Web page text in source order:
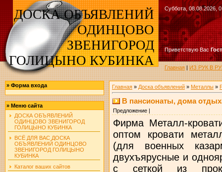
ДОСКА ОБЪЯВЛЕНИЙ
ОДИНЦОВО
ЗВЕНИГОРОД
ГОЛИЦЫНО КУБИНКА
Суббота, 08.08.2026,
Приветствую Вас
Главная|ИЗ РУК В
» Форма входа
» Меню сайта
ДОСКА ОБЪЯВЛЕНИЙ
ОДИНЦОВО ЗВЕНИГОРОД
ГОЛИЦЫНО КУБИНКА
ВСЁ ДЛЯ ВАС ДОСКА
ОБЪЯВЛЕНИЙ ОДИНЦОВО
ЗВЕНИГОРОД ГОЛИЦЫНО
КУБИНКА
Каталог ваших сайтов
Главная» Доска объявлений» Металлы»
В пансионаты, дома
Предложение |
Фирма Металл-
оптом кровати
(для военных
двухъярусные и
с сеткой из